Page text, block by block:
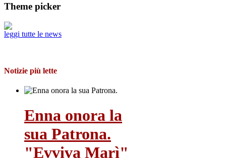
Theme picker
leggi tutte le news
Notizie più lette
Enna onora la
sua Patrona.
"Evviva Marì"